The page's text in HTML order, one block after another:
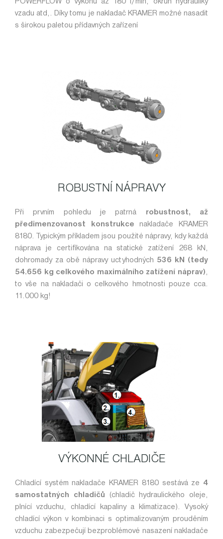
POWERFLOW o výkonu až 180 l/min, okruh hydrauliky
vzadu atd,. Díky tomu je nakladač KRAMER možné nasadit
s širokou paletou přídavných zařízení
ROBUSTNÍ NÁPRAVY
Při prvním pohledu je patrná robustnost, až
předimenzovanost konstrukce nakladače KRAMER
8180. Typickým příkladem jsou použité nápravy, kdy každá
náprava je certifikována na statické zatížení 268 kN,
dohromady za obě nápravy uctyhodných 536 kN (tedy
54.656 kg celkového maximálního zatížení náprav),
to vše na nakladači o celkového hmotnosti pouze cca.
11.000 kg!
VÝKONNÉ CHLADIČE
Chladící systém nakladače KRAMER 8180 sestává ze 4
samostatných chladičů (chladič hydraulického oleje,
plnící vzduchu, chladící kapaliny a klimatizace). Vysoký
chladící výkon v kombinaci s optimalizovaným prouděním
vzduchu zabezpečují bezproblémové nasazení nakladače